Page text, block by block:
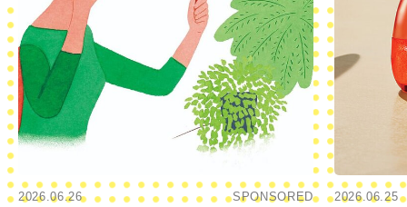
2026.06.26 SPONSORED 2026.06.25